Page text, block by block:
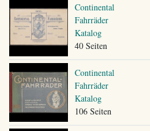
Continental
Fahrräder
Katalog
40 Seiten
Continental
Fahrräder
Katalog
106 Seiten